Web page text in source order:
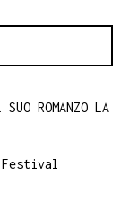
ROMANZO LA
Festival